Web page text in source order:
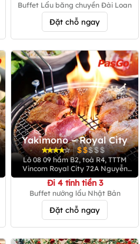
Buffet Lẩu băng chuyền Đài Loan
Đặt chỗ ngay
Yakimono – Royal City
|
Lô 08 09 hầm B2, toà R4, TTTM
Vincom Royal City 72A Nguyễn
Trãi, Thanh Xuân, Hà Nội
Đi 4 tính tiền 3
Buffet nướng lẩu Nhật Bản
Đặt chỗ ngay